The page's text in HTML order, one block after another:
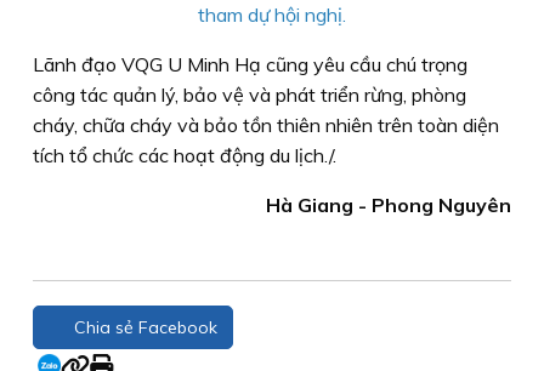
tham dự hội nghị.
Lãnh đạo VQG U Minh Hạ cũng yêu cầu chú trọng
công tác quản lý, bảo vệ và phát triển rừng, phòng
cháy, chữa cháy và bảo tồn thiên nhiên trên toàn diện
tích tổ chức các hoạt động du lịch./.
Hà Giang - Phong Nguyên
Chia sẻ Facebook